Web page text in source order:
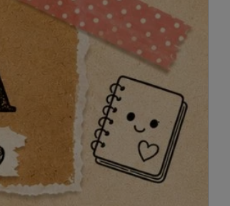
a Turma: Permita
contribuam com ideias
o contrato,
significativo para
Organize um
para que todos
o compromisso
Sala: Fixe o contrato em
para lembrar
a importância do